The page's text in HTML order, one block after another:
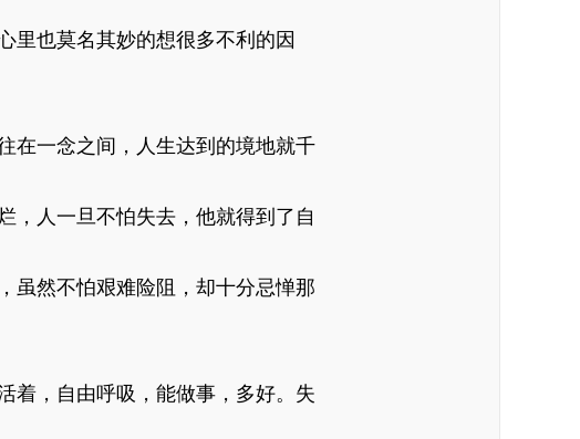
也莫名其妙的想很多不利的因
一念之间，人生达到的境地就千
人一旦不怕失去，他就得到了自
然不怕艰难险阻，却十分忌惮那
，自由呼吸，能做事，多好。失